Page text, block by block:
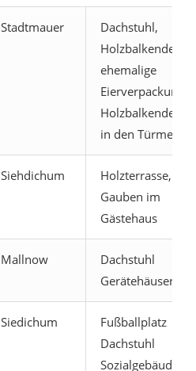
Stadtmauer
Dachstuhl,
Holzbalkendecke,
ehemalige
Eierverpackung
Holzbalkendecke
in den Türmen
Siehdichum
Holzterrasse,
Gauben im
Gästehaus
Mallnow
Dachstuhl
Gerätehäuser
Siedichum
Fußballplatz
Dachstuhl
Sozialgebäude